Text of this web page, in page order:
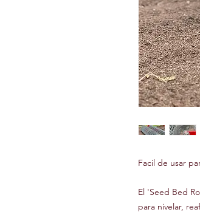
Facil de usar
El 'Seed Bed
para nivelar,